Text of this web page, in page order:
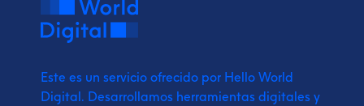
Este es un servicio ofrecido por Hello World
Digital. Desarrollamos herramientas digitales y